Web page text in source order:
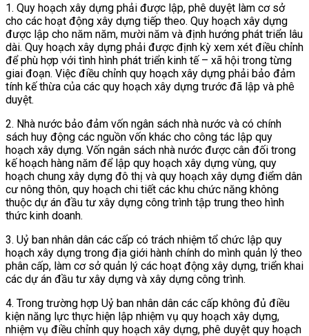
1. Quy hoạch xây dựng phải được lập, phê duyệt làm cơ sở
cho các hoạt động xây dựng tiếp theo. Quy hoạch xây dựng
được lập cho năm năm, mười năm và định hướng phát triển lâu
dài. Quy hoạch xây dựng phải được định kỳ xem xét điều chỉnh
để phù hợp với tình hình phát triển kinh tế – xã hội trong từng
giai đoạn. Việc điều chỉnh quy hoạch xây dựng phải bảo đảm
tính kế thừa của các quy hoạch xây dựng trước đã lập và phê
duyệt.
2. Nhà nước bảo đảm vốn ngân sách nhà nước và có chính
sách huy động các nguồn vốn khác cho công tác lập quy
hoạch xây dựng. Vốn ngân sách nhà nước được cân đối trong
kế hoạch hàng năm để lập quy hoạch xây dựng vùng, quy
hoạch chung xây dựng đô thị và quy hoạch xây dựng điểm dân
cư nông thôn, quy hoạch chi tiết các khu chức năng không
thuộc dự án đầu tư xây dựng công trình tập trung theo hình
thức kinh doanh.
3. Uỷ ban nhân dân các cấp có trách nhiệm tổ chức lập quy
hoạch xây dựng trong địa giới hành chính do mình quản lý theo
phân cấp, làm cơ sở quản lý các hoạt động xây dựng, triển khai
các dự án đầu tư xây dựng và xây dựng công trình.
4. Trong trường hợp Uỷ ban nhân dân các cấp không đủ điều
kiện năng lực thực hiện lập nhiệm vụ quy hoạch xây dựng,
nhiệm vụ điều chỉnh quy hoạch xây dựng, phê duyệt quy hoạch